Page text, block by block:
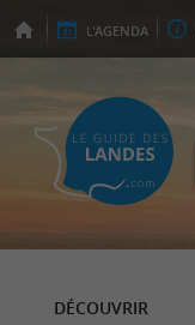
L'AGENDA
DÉCOUVRIR